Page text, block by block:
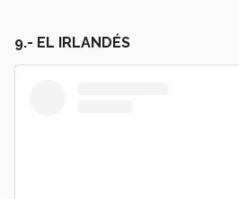
9.- EL IRLANDÉS